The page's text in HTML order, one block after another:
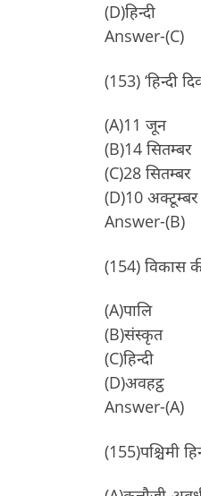
(D)हिन्दी
Answer-(C)
(153) ‘हिन्दी
(A)11 जून
(B)14 सितम्बर
(C)28 सितम्बर
(D)10 अक्टूम्बर
Answer-(B)
(154) विकास
(A)पालि
(B)संस्कृत
(C)हिन्दी
(D)अवहट्ठ
Answer-(A)
(155)पश्चिमी